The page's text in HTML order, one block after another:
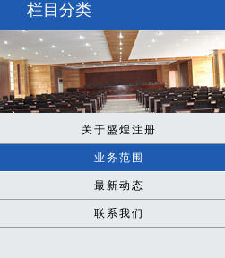
栏目分类
关于盛煌注册
业务范围
最新动态
联系我们